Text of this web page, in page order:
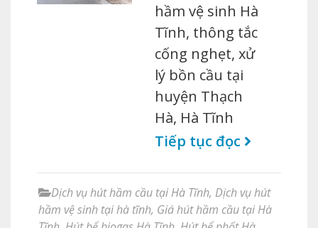
hầm vệ sinh Hà
Tĩnh, thông tắc
cống nghẹt, xử
lý bồn cầu tại
huyện Thạch
Hà, Hà Tĩnh
Tiếp tục đọc
Dịch vụ hút hầm cầu tại Hà Tĩnh, Dịch vụ hút
hầm vệ sinh tại hà tĩnh, Giá hút hầm cầu tại Hà